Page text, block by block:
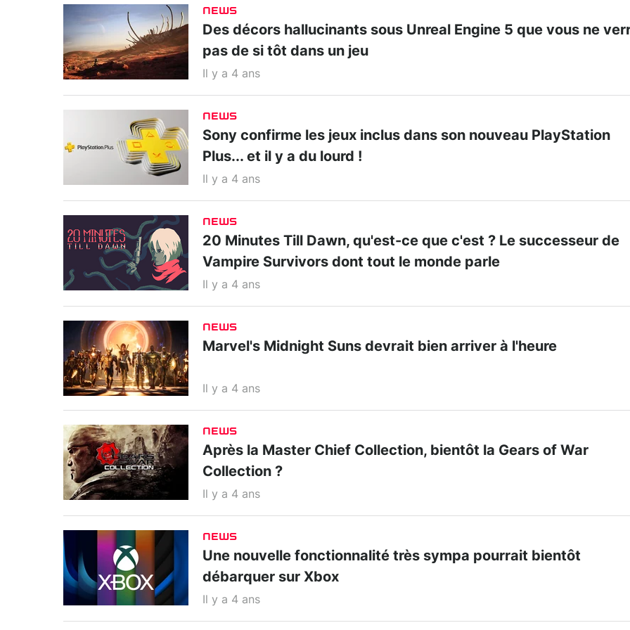
NEWS
Des décors hallucinants sous Unreal Engine 5 que vous ne
pas de si tôt dans un jeu
Il y a 4 ans
NEWS
Sony confirme les jeux inclus dans son nouveau PlayStation
Plus... et il y a du lourd !
Il y a 4 ans
NEWS
20 Minutes Till Dawn, qu'est-ce que c'est ? Le successeur de
Vampire Survivors dont tout le monde parle
Il y a 4 ans
NEWS
Marvel's Midnight Suns devrait bien arriver à l'heure
Il y a 4 ans
NEWS
Après la Master Chief Collection, bientôt la Gears of War
Collection ?
Il y a 4 ans
NEWS
Une nouvelle fonctionnalité très sympa pourrait bientôt
débarquer sur Xbox
Il y a 4 ans